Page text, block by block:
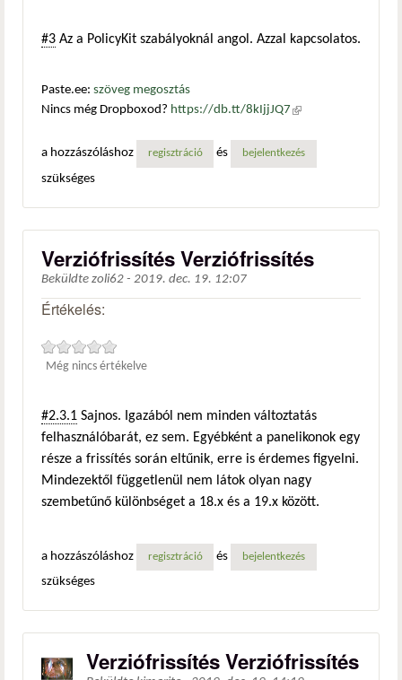
#3 Az a PolicyKit szabályoknál angol. Azzal kapcsolatos.
Paste.ee: szöveg megosztás
Nincs még Dropboxod? https://db.tt/8kIjjJQ7 (külső
a hozzászóláshoz
regisztráció és bejelentkezés
szükséges
Verziófrissítés Verziófrissítés
Beküldte zoli62 - 2019. dec. 19. 12:07
Értékelés:
Még nincs értékelve
#2.3.1 Sajnos. Igazából nem minden változtatás
felhasználóbarát, ez sem. Egyébként a panelikonok egy
része a frissítés során eltűnik, erre is érdemes figyelni.
Mindezektől függetlenül nem látok olyan nagy
szembetűnő különbséget a 18.x és a 19.x között.
a hozzászóláshoz regisztráció és bejelentkezés
szükséges
Verziófrissítés Verziófrissítés